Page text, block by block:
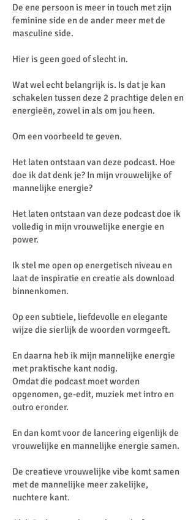
De ene persoon is meer in touch met zijn
feminine side en de ander meer met de
masculine side.
Hier is geen goed of slecht in.
Wat wel echt belangrijk is. Is dat je kan
schakelen tussen deze 2 prachtige delen en
energieën, zowel in als om jou heen.
Om een voorbeeld te geven.
Het laten ontstaan van deze podcast. Hoe
doe ik dat denk je? In mijn vrouwelijke of
mannelijke energie?
Het laten ontstaan van deze podcast doe ik
volledig in mijn vrouwelijke energie en
power.
Ik stel me open op energetisch niveau en
laat de inspiratie en creatie als download
binnenkomen.
Op een subtiele, liefdevolle en elegante
wijze die sierlijk de woorden vormgeeft.
En daarna heb ik mijn mannelijke energie
met praktische kant nodig.
Omdat die podcast moet worden
opgenomen, ge-edit, muziek met intro en
outro eronder.
En dan komt voor de lancering eigenlijk de
vrouwelijke en mannelijke energie samen.
De creatieve vrouwelijke vibe komt samen
met de mannelijke meer zakelijke,
nuchtere kant.